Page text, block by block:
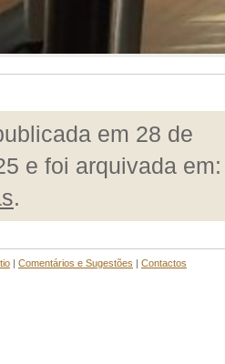
em 28 de
e foi arquivada em:
.
| Comentários e Sugestões | Contactos